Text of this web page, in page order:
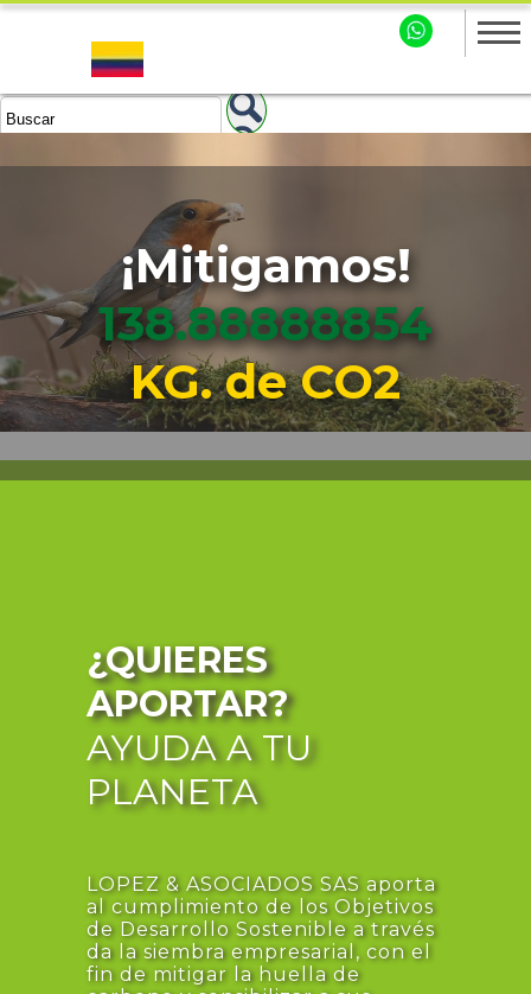
¡Mitigamos!
138.88888856
KG. de CO2
¿QUIERES
APORTAR?
AYUDA A TU
PLANETA
LOPEZ & ASOCIADOS SAS aporta
al cumplimiento de los Objetivos
de Desarrollo Sostenible a través
da la siembra empresarial, con el
fin de mitigar la huella de